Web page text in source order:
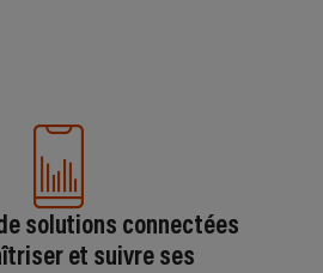
solutions connectées
et suivre ses